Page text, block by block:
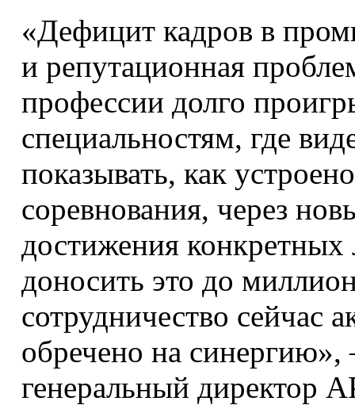
«Дефицит кадров в
и репутационная
профессии долго
специальностям, где
показывать, как
соревнования, через
достижения
доносить это до
сотрудничество сейчас
обречено на
генеральный